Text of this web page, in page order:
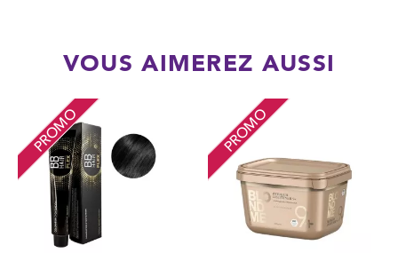
VOUS AIMEREZ AUSSI
PROMO PROMO